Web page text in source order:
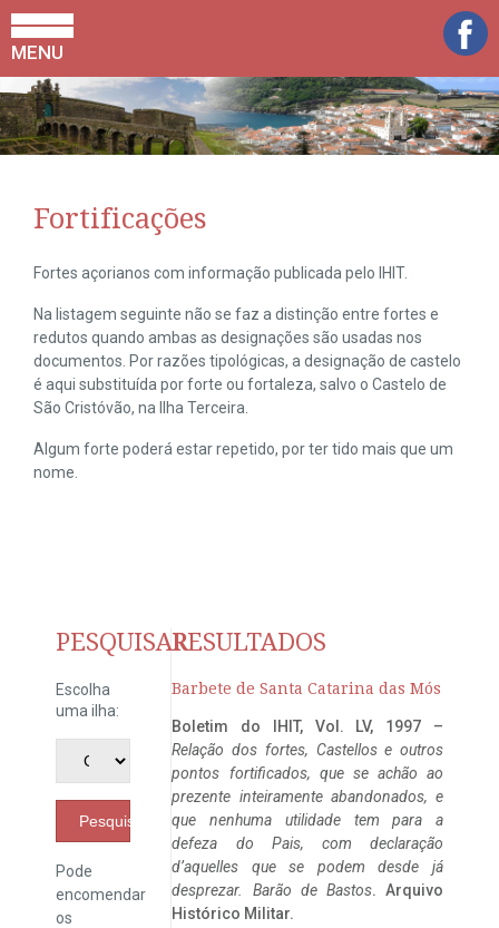
MENU
Fortificações
Fortes açorianos com informação publicada pelo IHIT.
Na listagem seguinte não se faz a distinção entre fortes e
redutos quando ambas as designações são usadas nos
documentos. Por razões tipológicas, a designação de castelo
é aqui substituída por forte ou fortaleza, salvo o Castelo de
São Cristóvão, na Ilha Terceira.
Algum forte poderá estar repetido, por ter tido mais que um
nome.
PESQUISAR
Escolha
uma ilha:
Pesquisar
Pode
encomendar
os
RESULTADOS
Barbete de Santa Catarina das Mós
Boletim do IHIT, Vol. LV, 1997 –
Relação dos fortes, Castellos e outros
pontos fortificados, que se achão ao
prezente inteiramente abandonados, e
que nenhuma utilidade tem para a
defeza do Pais, com declaração
d’aquelles que se podem desde já
desprezar. Barão de Bastos. Arquivo
Histórico Militar.